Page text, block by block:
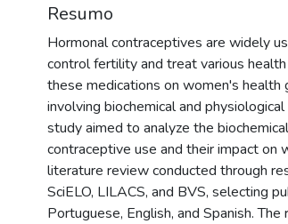
Resumo
Hormonal contraceptives are widely
control fertility and treat various
these medications on women's health
involving biochemical and
study aimed to analyze the
contraceptive use and their impact on
literature review conducted through
SciELO, LILACS, and BVS, selecting
Portuguese, English, and Spanish.